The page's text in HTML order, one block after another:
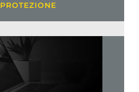
PROTEZIONE